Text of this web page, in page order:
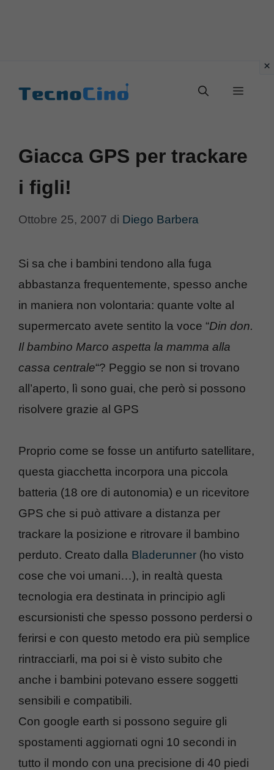
Menu
Giacca GPS per trackare
i figli!
Ottobre 25, 2007 di Diego Barbera
Si sa che i bambini tendono alla fuga
abbastanza frequentemente, spesso anche
in maniera non volontaria: quante volte al
supermercato avete sentito la voce “Din don.
Il bambino Marco aspetta la mamma alla
cassa centrale“? Peggio se non si trovano
all’aperto, lì sono guai, che però si possono
risolvere grazie al GPS
Proprio come se fosse un antifurto satellitare,
questa giacchetta incorpora una piccola
batteria (18 ore di autonomia) e un ricevitore
GPS che si può attivare a distanza per
trackare la posizione e ritrovare il bambino
perduto. Creato dalla Bladerunner (ho visto
cose che voi umani…), in realtà questa
tecnologia era destinata in principio agli
escursionisti che spesso possono perdersi o
ferirsi e con questo metodo era più semplice
rintracciarli, ma poi si è visto subito che
anche i bambini potevano essere soggetti
sensibili e compatibili.
Con google earth si possono seguire gli
spostamenti aggiornati ogni 10 secondi in
tutto il mondo con una precisione di 40 piedi